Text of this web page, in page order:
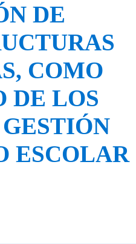
DE
COMO
DE LOS
ESCOLAR